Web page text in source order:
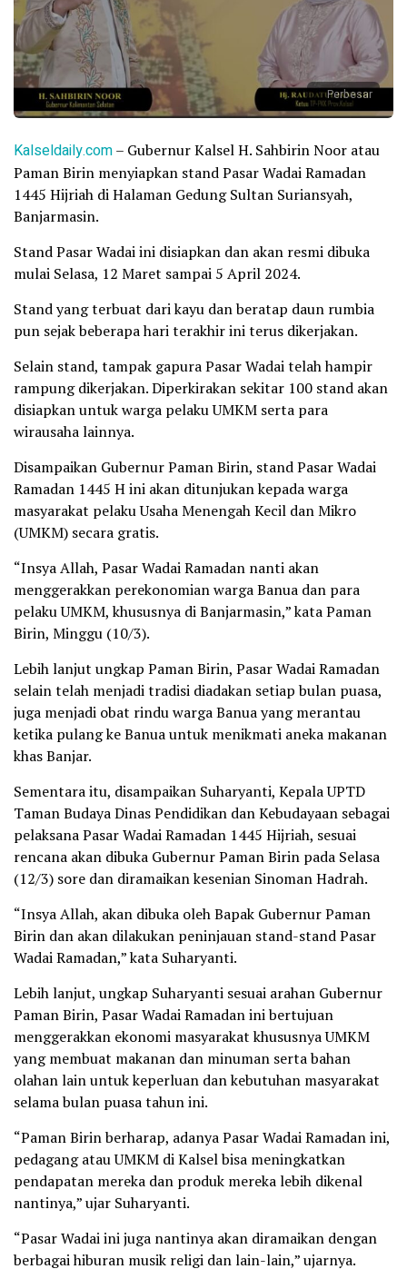
Perbesar
Kalseldaily.com– Gubernur Kalsel H. Sahbirin Noor atau
Paman Birin menyiapkan stand Pasar Wadai Ramadan
1445 Hijriah di Halaman Gedung Sultan Suriansyah,
Banjarmasin.
Stand Pasar Wadai ini disiapkan dan akan resmi dibuka
mulai Selasa, 12 Maret sampai 5 April 2024.
Stand yang terbuat dari kayu dan beratap daun rumbia
pun sejak beberapa hari terakhir ini terus dikerjakan.
Selain stand, tampak gapura Pasar Wadai telah hampir
rampung dikerjakan. Diperkirakan sekitar 100 stand akan
disiapkan untuk warga pelaku UMKM serta para
wirausaha lainnya.
Disampaikan Gubernur Paman Birin, stand Pasar Wadai
Ramadan 1445 H ini akan ditunjukan kepada warga
masyarakat pelaku Usaha Menengah Kecil dan Mikro
(UMKM) secara gratis.
“Insya Allah, Pasar Wadai Ramadan nanti akan
menggerakkan perekonomian warga Banua dan para
pelaku UMKM, khususnya di Banjarmasin,” kata Paman
Birin, Minggu (10/3).
Lebih lanjut ungkap Paman Birin, Pasar Wadai Ramadan
selain telah menjadi tradisi diadakan setiap bulan puasa,
juga menjadi obat rindu warga Banua yang merantau
ketika pulang ke Banua untuk menikmati aneka makanan
khas Banjar.
Sementara itu, disampaikan Suharyanti, Kepala UPTD
Taman Budaya Dinas Pendidikan dan Kebudayaan sebagai
pelaksana Pasar Wadai Ramadan 1445 Hijriah, sesuai
rencana akan dibuka Gubernur Paman Birin pada Selasa
(12/3) sore dan diramaikan kesenian Sinoman Hadrah.
“Insya Allah, akan dibuka oleh Bapak Gubernur Paman
Birin dan akan dilakukan peninjauan stand-stand Pasar
Wadai Ramadan,” kata Suharyanti.
Lebih lanjut, ungkap Suharyanti sesuai arahan Gubernur
Paman Birin, Pasar Wadai Ramadan ini bertujuan
menggerakkan ekonomi masyarakat khususnya UMKM
yang membuat makanan dan minuman serta bahan
olahan lain untuk keperluan dan kebutuhan masyarakat
selama bulan puasa tahun ini.
“Paman Birin berharap, adanya Pasar Wadai Ramadan ini,
pedagang atau UMKM di Kalsel bisa meningkatkan
pendapatan mereka dan produk mereka lebih dikenal
nantinya,” ujar Suharyanti.
“Pasar Wadai ini juga nantinya akan diramaikan dengan
berbagai hiburan musik religi dan lain-lain,” ujarnya.